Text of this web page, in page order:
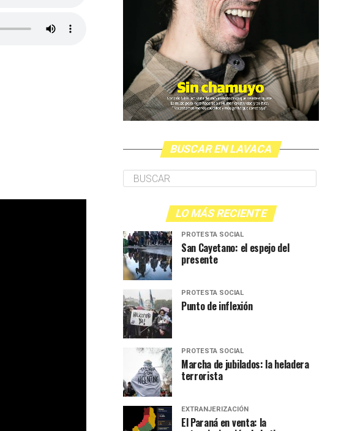
BUSCAR EN LAVACA
LO MÁS RECIENTE
PROTESTA SOCIAL
San Cayetano: el espejo del
presente
PROTESTA SOCIAL
Punto de inflexión
PROTESTA SOCIAL
Marcha de jubilados: la heladera
terrorista
EXTRANJERIZACIÓN
El Paraná en venta: la